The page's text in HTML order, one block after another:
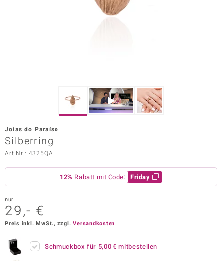
Vogue
Joias do Paraíso
Silberring
Art.Nr.: 4325QA
12% Rabatt mit Code: Friday
nur
29,- €
Preis inkl. MwSt., zzgl.Versandkosten
Schmuckbox für 5,00 € mitbestellen